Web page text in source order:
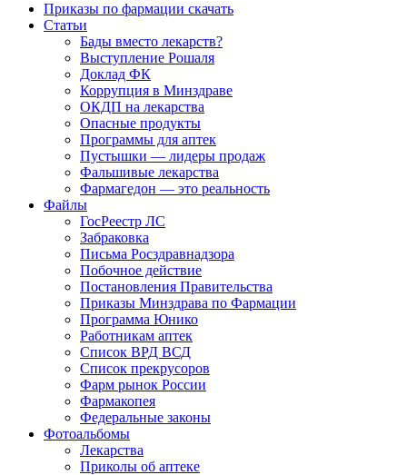
Приказы по фармации скачать
Статьи
Бады вместо лекарств?
Выступление Рошаля
Доклад ФК
Коррупция в Минздраве
ОКДП на лекарства
Опасные продукты
Программы для аптек
Пустышки — лидеры продаж
Фальшивые лекарства
Фармагедон — это реальность
Файлы
ГосРеестр ЛС
Забраковка
Письма Росздравнадзора
Побочное действие
Постановления Правительства
Приказы Минздрава по Фармации
Программа Юнико
Работникам аптек
Список ВРД ВСД
Список прекрусоров
Фарм рынок России
Фармакопея
Федеральные законы
Фотоальбомы
Лекарства
Приколы об аптеке